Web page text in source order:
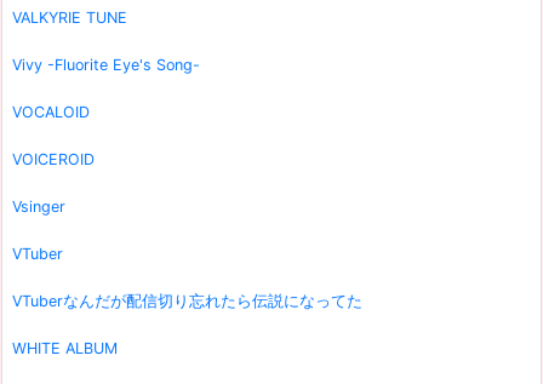
VALKYRIE TUNE
Vivy -Fluorite Eye's Song-
VOCALOID
VOICEROID
Vsinger
VTuber
VTuberなんだが配信切り忘れたら伝説になってた
WHITE ALBUM